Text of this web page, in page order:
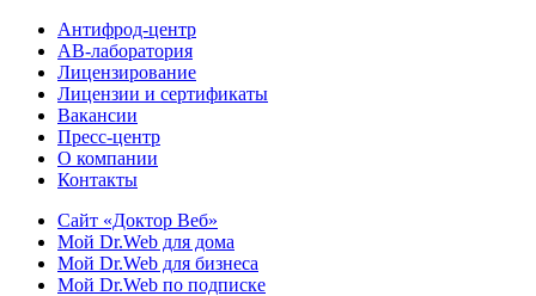
Антифрод-центр
АВ-лаборатория
Лицензирование
Лицензии и сертификаты
Вакансии
Пресс-центр
О компании
Контакты
Сайт «Доктор Веб»
Мой Dr.Web для дома
Мой Dr.Web для бизнеса
Мой Dr.Web по подписке